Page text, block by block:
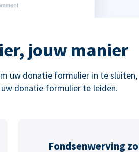
jouw manier
uw donatie formulier in te sluiten,
donatie formulier te leiden.
Fondsenwerving